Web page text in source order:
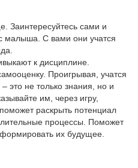
Заинтересуйтесь сами и
малыша. С вами они учатся
к дисциплине.
Проигрывая, учатся
это не только знания, но и
им, через игру,
раскрыть потенциал
процессы. Поможет
их будущее.